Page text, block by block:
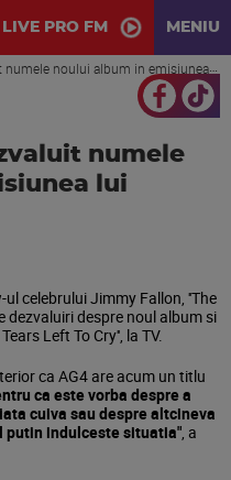
LIVE PRO FM MENIU
noului album in emisiunea lui jimmy fallon
numele
lui
celebrului Jimmy Fallon, ''The
dezvaluiri despre noul album si
Left To Cry'', la TV.
ca AG4 are acum un titlu
ca este vorba despre a
cuiva sau despre altcineva
putin indulceste situatia", a